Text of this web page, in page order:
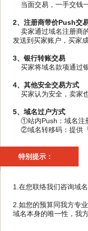
当面交易，一手交钱
2、注册商带价Push交
卖家通过域名注册商
发送到买家账户，买家
3、银行转账交易
买家将域名款项通过
4、其他安全交易方式
买家认为安全，卖家
5、域名过户方式
①站内Push：域名注
②域名转移码：提供『
特别提示：
1.在您联络我们咨询域
2.如您的预算同我方专
域名本身的唯一性，我